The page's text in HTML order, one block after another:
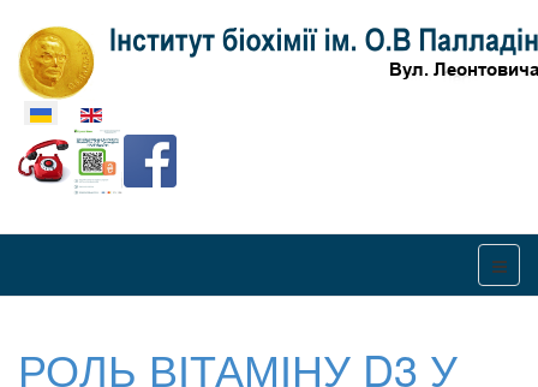
Оберіть свою мову
РОЛЬ ВІТАМІНУ D3 У